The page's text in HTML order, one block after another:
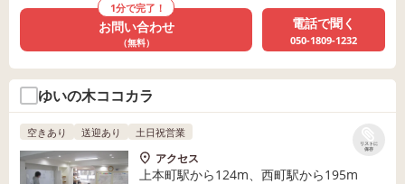
1分で完了！
お問い合わせ
（無料）
電話で聞く
050-1809-1232
ゆいの木ココカラ
リストに
保存
空きあり 送迎あり 土日祝営業
アクセス
上本町駅から124m、西町駅から195m